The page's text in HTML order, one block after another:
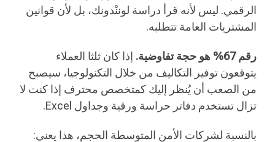
الرقمي. ليس لأنه قرأ دراسة لوننْدونك، بل لأن قوانين
المشتريات العامة تتطلبه.
رقم 67% هو حجة تفاوضية.
إذا كان ثلثا العملاء
يتوقعون توفير التكاليف من خلال التكنولوجيا، سيصبح
من الصعب أن يُنظر إليك كمتخصص محترف إذا كنت لا
تزال تستخدم دفاتر حراسة ورقية وجداول Excel.
بالنسبة لشركات الأمن المتوسطة الحجم، هذا يعني: